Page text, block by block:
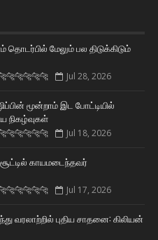
மேலும் பல திடுக்கிடும்
Jul 28, 2026
மூன்றாம் இட போட்டியில்
நிகழ்வுகள்
Jul 18, 2026
காயமடைந்தவர்
Jul 17, 2026
வரலாற்றில் புதிய சாதனை: கிலியன்